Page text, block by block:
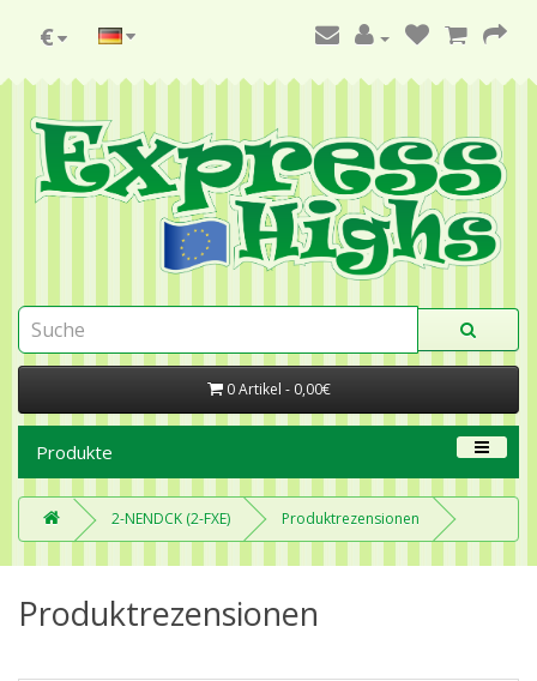
€
0 Artikel - 0,00€
Produkte
2-NENDCK (2-FXE) Produktrezensionen
Produktrezensionen